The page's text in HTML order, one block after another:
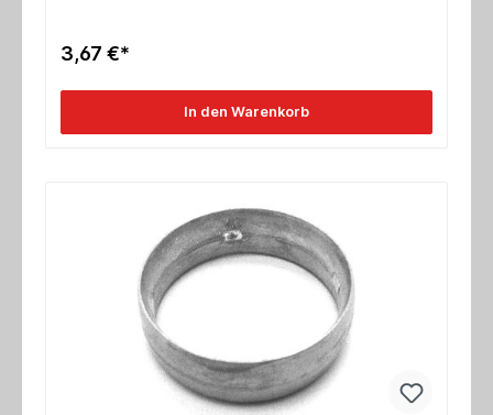
3,67 €*
In den Warenkorb